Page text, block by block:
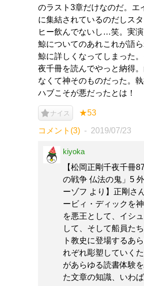
のラスト3章だけなのだ。エ
に集結されているのだしス
ヒー飲んでないし…笑。実
鯨についてのあれこれが語
鯨に詳しくなってしまった
夜千冊を読んでやっと納得
なくて神そのものだった。
ハブこそが悪だったとは！
ナイス ★53
コメント(3) 2019/07/23
kiyoka
【松岡正剛千夜千冊
の戦争 仏法の鬼」5
ーゾフ より】正剛さ
ービィ・ディックを
を悪王として、イシ
して、そして船員た
ト教史に登場するあ
れぞれ彫塑していく
があらゆる読書体験
た文章の知識、いわ